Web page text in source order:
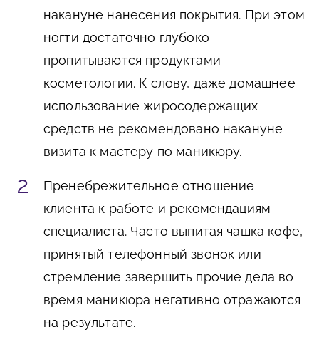
накануне нанесения покрытия. При этом
ногти достаточно глубоко
пропитываются продуктами
косметологии. К слову, даже домашнее
использование жиросодержащих
средств не рекомендовано накануне
визита к мастеру по маникюру.
Пренебрежительное отношение
клиента к работе и рекомендациям
специалиста. Часто выпитая чашка кофе,
принятый телефонный звонок или
стремление завершить прочие дела во
время маникюра негативно отражаются
на результате.